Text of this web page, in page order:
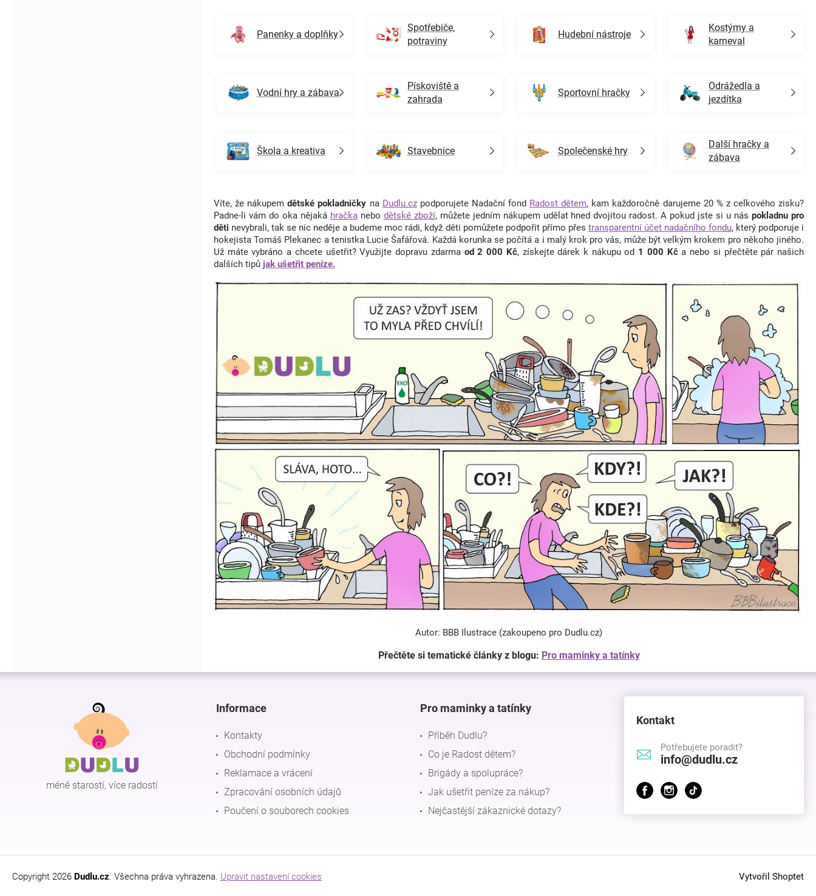
Panenky a doplňky
Spotřebiče,
potraviny
Hudební nástroje
Kostýmy a
karneval
Vodní hry a zábava
Pískoviště a
zahrada
Sportovní hračky
Odrážedla a
jezdítka
Škola a kreativa Stavebnice Společenské hry
Další hračky a
zábava
Víte, že nákupemdětské pokladničky na Dudlu.czpodporujete Nadační fond Radost dětem, kam každoročně darujeme 20 % z celkového zisku?
Padne-li vám do oka nějaká hračka nebo dětské zboží, můžete jedním nákupem udělat hned dvojitou radost. A pokud jste si u nás pokladnu pro
děti nevybrali, tak se nic neděje a budeme moc rádi, když děti pomůžete podpořit přímo přes transparentní účet nadačního fondu, který podporuje i
hokejista Tomáš Plekanec a tenistka Lucie Šafářová. Každá korunka se počítá a i malý krok pro vás, může být velkým krokem pro někoho jiného.
Už máte vybráno a chcete ušetřit? Využijte dopravu zdarma od 2 000 Kč, získejte dárek k nákupu od 1 000 Kča nebo si přečtěte pár našich
dalších tipů jak ušetřit peníze.
Autor: BBB Ilustrace (zakoupeno pro Dudlu.cz)
Přečtěte si tematické články z blogu: Pro maminky a tatínky
Z
méně starostí, více radostí
Informace
Kontakty
Obchodní podmínky
Reklamace a vrácení
Zpracování osobních údajů
Poučení o souborech cookies
Pro maminky a tatínky
Příběh Dudlu?
Co je Radost dětem?
Brigády a spolupráce?
Jak ušetřit peníze za nákup?
Nejčastější zákaznické dotazy?
Kontakt
Potřebujete poradit?
info@dudlu.cz
Vytvořil Shoptet
Copyright 2026 Dudlu.cz. Všechna práva vyhrazena. Upravit nastavení cookies